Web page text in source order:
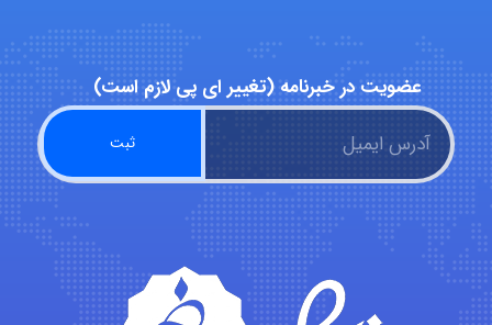
Alirez0990
hosein abdolvand
Kati
عضویت در خبرنامه (تغییر ای پی لازم است)